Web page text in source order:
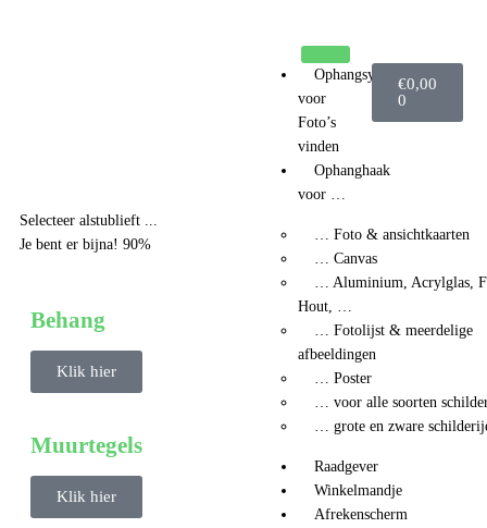
Ophangsysteem
voor
Foto’s
vinden
Ophanghaak
voor …
… Foto & ansichtkaarten
… Canvas
… Aluminium, Acrylglas,
Hout, …
… Fotolijst & meerdelige
afbeeldingen
… Poster
… voor alle soorten
… grote en zware
Raadgever
Winkelmandje
Afrekenscherm
€0,00
0
Selecteer alstublieft ...
Je bent er bijna! 90%
Behang
Klik hier
Muurtegels
Klik hier